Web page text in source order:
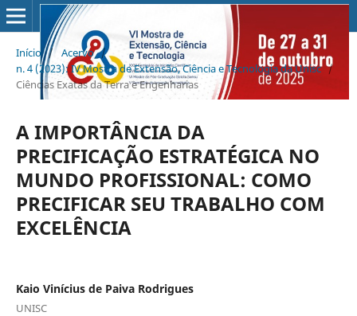
Início / Acervo /
n. 4 (2023): IV Mostra de Extensão, Ciência e Tecnologia da Unisc /
Ciências Exatas da Terra e Engenharias
A IMPORTÂNCIA DA
PRECIFICAÇÃO ESTRATÉGICA NO
MUNDO PROFISSIONAL: COMO
PRECIFICAR SEU TRABALHO COM
EXCELÊNCIA
Kaio Vinícius de Paiva Rodrigues
UNISC